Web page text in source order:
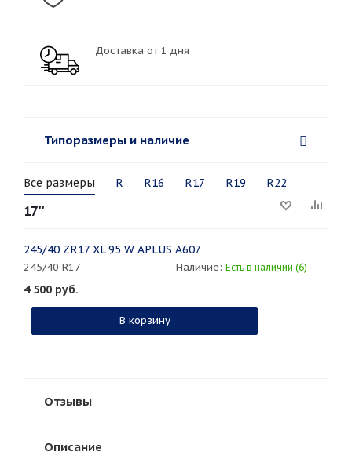
Доставка от 1 дня
Типоразмеры и наличие
Все размеры R R16 R17 R19 R22
17''
245/40 ZR17 XL 95 W APLUS A607
245/40 R17 Наличие: Есть в наличии (6)
4 500 руб.
В корзину
Отзывы
Описание